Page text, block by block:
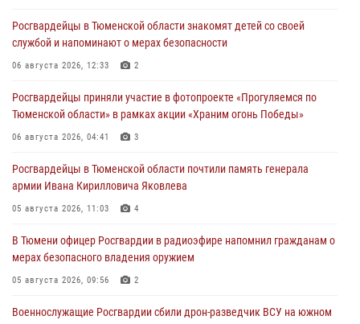
Росгвардейцы в Тюменской области знакомят детей со своей
службой и напоминают о мерах безопасности
06 августа 2026, 12:33 2
Росгвардейцы приняли участие в фотопроекте «Прогуляемся по
Тюменской области» в рамках акции «Храним огонь Победы»
06 августа 2026, 04:41 3
Росгвардейцы в Тюменской области почтили память генерала
армии Ивана Кирилловича Яковлева
05 августа 2026, 11:03 4
В Тюмени офицер Росгвардии в радиоэфире напомнил гражданам о
мерах безопасного владения оружием
05 августа 2026, 09:56 2
Военнослужащие Росгвардии сбили дрон-разведчик ВСУ на южном